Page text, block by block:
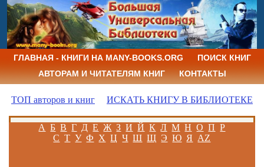
ГЛАВНАЯ - КНИГИ НА MANY-BOOKS.ORG
ПОИСК КНИГ
АВТОРАМ И ЧИТАТЕЛЯМ КНИГ
КОНТАКТЫ
ТОП авторов и книг ИСКАТЬ КНИГУ В БИБЛИОТЕКЕ
А Б В Г Д Е Ж З И Й К Л М Н О П Р
С Т У Ф Х Ц Ч Ш Щ Э Ю Я AZ